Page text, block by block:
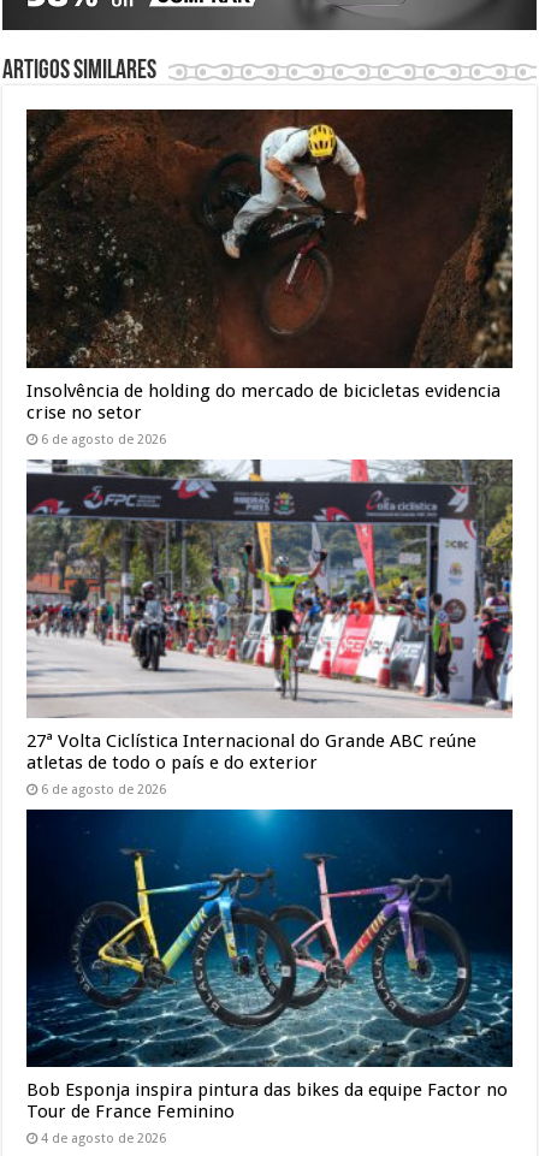
Artigos similares
Insolvência de holding do mercado de bicicletas evidencia
crise no setor
6 de agosto de 2026
27ª Volta Ciclística Internacional do Grande ABC reúne
atletas de todo o país e do exterior
6 de agosto de 2026
Bob Esponja inspira pintura das bikes da equipe Factor no
Tour de France Feminino
4 de agosto de 2026